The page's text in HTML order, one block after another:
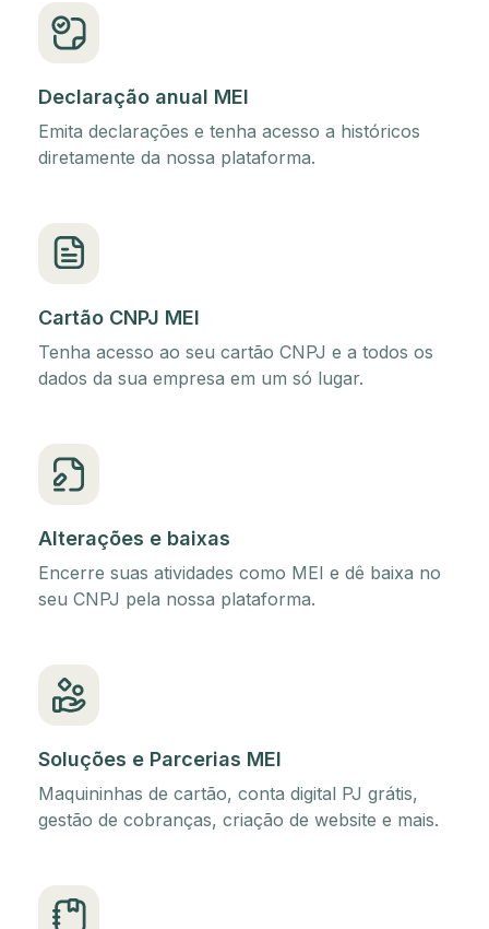
Declaração anual MEI
Emita declarações e tenha acesso a históricos
diretamente da nossa plataforma.
Cartão CNPJ MEI
Tenha acesso ao seu cartão CNPJ e a todos os
dados da sua empresa em um só lugar.
Alterações e baixas
Encerre suas atividades como MEI e dê baixa no
seu CNPJ pela nossa plataforma.
Soluções e Parcerias MEI
Maquininhas de cartão, conta digital PJ grátis,
gestão de cobranças, criação de website e mais.